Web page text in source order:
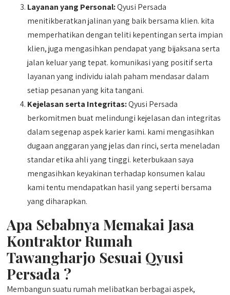
Layanan yang Personal:Qyusi Persada
menitikberatkan jalinan yang baik bersama klien. kita
memperhatikan dengan teliti kepentingan serta impian
klien, juga mengasihkan pendapat yang bijaksana serta
jalan keluar yang tepat. komunikasi yang positif serta
layanan yang individu ialah paham mendasar dalam
setiap pesanan yang kita tangani.
Kejelasan serta Integritas:Qyusi Persada
berkomitmen buat melindungi kejelasan dan integritas
dalam segenap aspek karier kami. kami mengasihkan
dugaan anggaran yang jelas dan rinci, serta meneladan
standar etika ahli yang tinggi. keterbukaan saya
mengasihkan keyakinan terhadap konsumen kalau
kami tentu mendapatkan hasil yang seperti bersama
yang diharapkan.
Apa Sebabnya Memakai Jasa
Kontraktor Rumah
Tawangharjo Sesuai Qyusi
Persada ?
Membangun suatu rumah melibatkan berbagai aspek,